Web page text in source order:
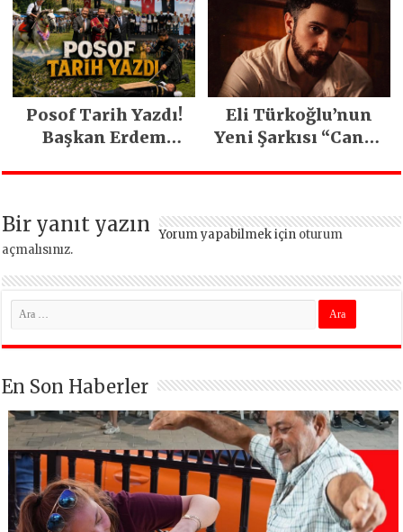
kavuştu
Posof Tarih Yazdı!
Başkan Erdem
Festivali
Gerçekleşti
Eli Türkoğlu’nun
Yeni Şarkısı “Canın
Bir yanıt yazın Yorum yapabilmek için oturum
açmalısınız.
En Son Haberler